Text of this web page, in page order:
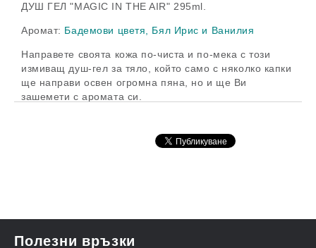
ДУШ ГЕЛ "MAGIC IN THE AIR" 295ml.
Аромат: Бадемови цветя, Бял Ирис и Ванилия
Направете своята кожа по-чиста и по-мека с този
измиващ душ-гел за тяло, който само с няколко капки
ще направи освен огромна пяна, но и ще Ви
зашемети с аромата си.
Полезни връзки